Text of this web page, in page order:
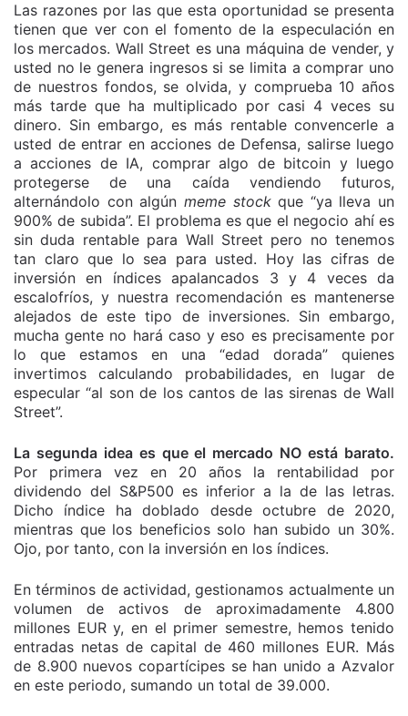
Las razones por las que esta oportunidad se presenta
tienen que ver con el fomento de la especulación en
los mercados. Wall Street es una máquina de vender, y
usted no le genera ingresos si se limita a comprar uno
de nuestros fondos, se olvida, y comprueba 10 años
más tarde que ha multiplicado por casi 4 veces su
dinero. Sin embargo, es más rentable convencerle a
usted de entrar en acciones de Defensa, salirse luego
a acciones de IA, comprar algo de bitcoin y luego
protegerse de una caída vendiendo futuros,
alternándolo con algún meme stockque “ya lleva un
900% de subida”. El problema es que el negocio ahí es
sin duda rentable para Wall Street pero no tenemos
tan claro que lo sea para usted. Hoy las cifras de
inversión en índices apalancados 3 y 4 veces da
escalofríos, y nuestra recomendación es mantenerse
alejados de este tipo de inversiones. Sin embargo,
mucha gente no hará caso y eso es precisamente por
lo que estamos en una “edad dorada” quienes
invertimos calculando probabilidades, en lugar de
especular “al son de los cantos de las sirenas de Wall
Street”.
La segunda idea es que el mercado NO está barato.
Por primera vez en 20 años la rentabilidad por
dividendo del S&P500 es inferior a la de las letras.
Dicho índice ha doblado desde octubre de 2020,
mientras que los beneficios solo han subido un 30%.
Ojo, por tanto, con la inversión en los índices.
En términos de actividad, gestionamos actualmente un
volumen de activos de aproximadamente 4.800
millones EUR y, en el primer semestre, hemos tenido
entradas netas de capital de 460 millones EUR. Más
de 8.900 nuevos copartícipes se han unido a Azvalor
en este periodo, sumando un total de 39.000.